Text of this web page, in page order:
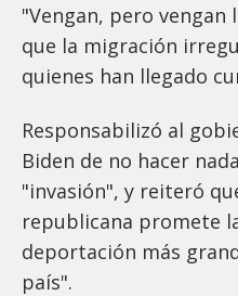
"Vengan, pero vengan
que la migración
quienes han llegado
Responsabilizó al
Biden de no hacer
"invasión", y reiteró
republicana promete
deportación más
país".